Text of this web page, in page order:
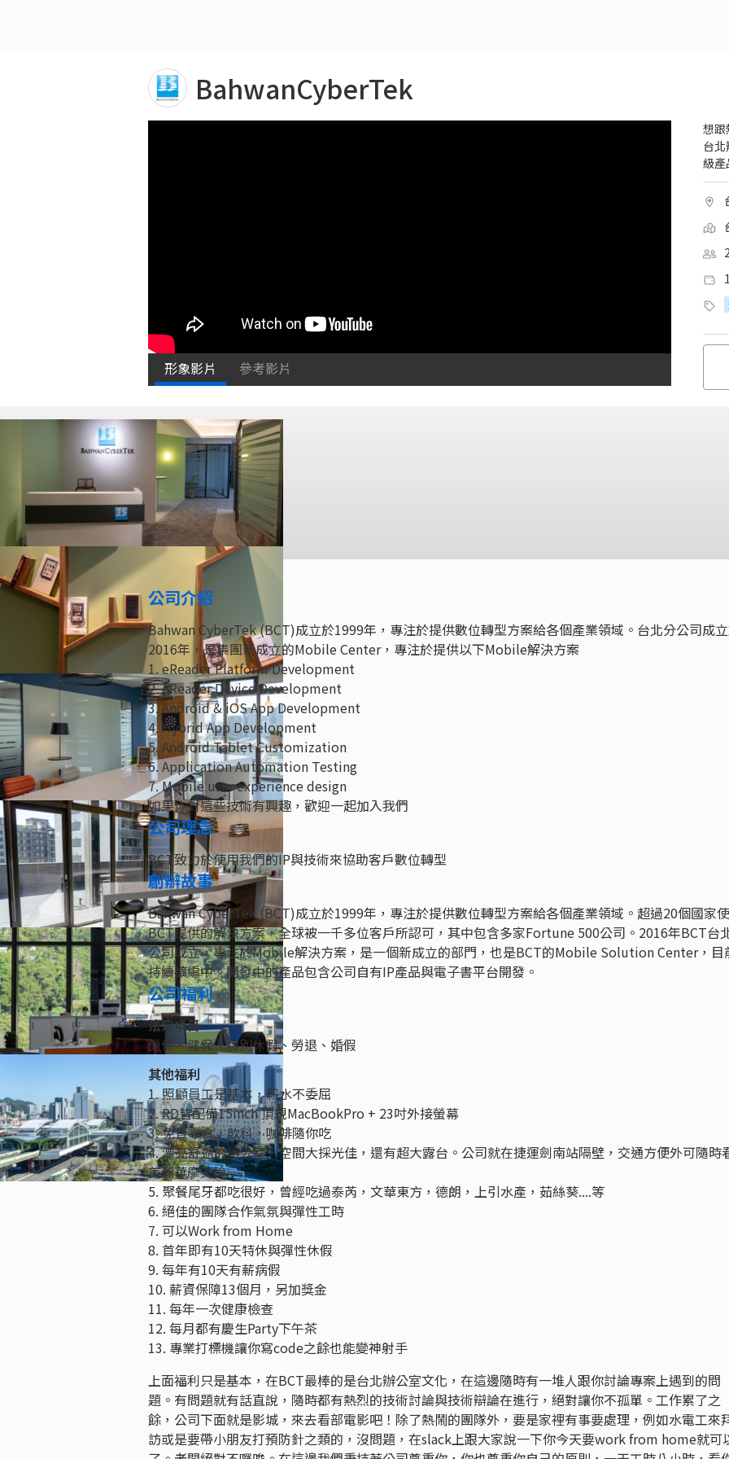
BahwanCyberTek
形象影片 參考影片
想跟
台
級產
公司介紹
Bahwan CyberTek (BCT)成立於1999年，專注於提供數位轉型方案給各個產業領域。台北分公司成
2016年，是集團新成立的Mobile Center，專注於提供以下Mobile解決方案
1. eReader Platform Development
2. eReader Device Development
3. Android & iOS App Development
4. Hybrid App Development
5. Android Tablet Customization
6. Application Automation Testing
7. Mobile user experience design
如果你對這些技術有興趣，歡迎一起加入我們
公司理念
BCT致力於使用我們的IP與技術來協助客戶數位轉型
創辦故事
Bahwan CyberTek (BCT)成立於1999年，專注於提供數位轉型方案給各個產業領域。超過20個國家
BCT提供的解決方案，全球被一千多位客戶所認可，其中包含多家Fortune 500公司。2016年BCT台
公司成立，專注於Mobile解決方案，是一個新成立的部門，也是BCT的Mobile Solution Center，目
持續擴編中。開發中的產品包含公司自有IP產品與電子書平台開發。
公司福利
法定項目
勞保、健保、特別休假、勞退、婚假
其他福利
1. 照顧員工是基本，薪水不委屈
2. RD皆配備15inch 頂規MacBookPro + 23吋外接螢幕
3. 免費零食，飲料，咖啡隨你吃
4. 漂亮舒適的辦公室，空間大採光佳，還有超大露台。公司就在捷運劍南站隔壁，交通方便外可隨時
美麗華摩天輪
5. 聚餐尾牙都吃很好，曾經吃過泰芮，文華東方，德朗，上引水產，茹絲葵....等
6. 絕佳的團隊合作氣氛與彈性工時
7. 可以Work from Home
8. 首年即有10天特休與彈性休假
9. 每年有10天有薪病假
10. 薪資保障13個月，另加獎金
11. 每年一次健康檢查
12. 每月都有慶生Party下午茶
13. 專業打標機讓你寫code之餘也能變神射手
上面福利只是基本，在BCT最棒的是台北辦公室文化，在這邊隨時有一堆人跟你討論專案上遇到的問
題。有問題就有話直說，隨時都有熱烈的技術討論與技術辯論在進行，絕對讓你不孤單。工作累了之
餘，公司下面就是影城，來去看部電影吧！除了熱鬧的團隊外，要是家裡有事要處理，例如水電工來
訪或是要帶小朋友打預防針之類的，沒問題，在slack上跟大家說一下你今天要work from home就可